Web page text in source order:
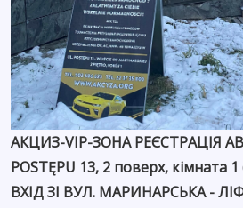
АКЦИЗ-VIP-ЗОНА РЕЄСТРАЦІЯ
POSTĘPU 13, 2 поверх, кімната 1
ВХІД ЗІ ВУЛ. МАРИНАРСЬКА -